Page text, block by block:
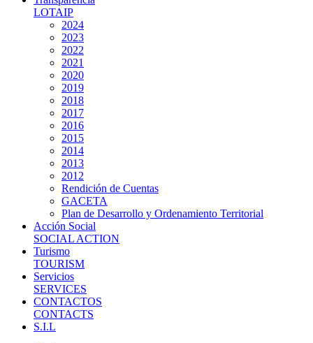
LOTAIP
2024
2023
2022
2021
2020
2019
2018
2017
2016
2015
2014
2013
2012
Rendición de Cuentas
GACETA
Plan de Desarrollo y Ordenamiento Territorial
Acción Social
SOCIAL ACTION
Turismo
TOURISM
Servicios
SERVICES
CONTACTOS
CONTACTS
S.I.L